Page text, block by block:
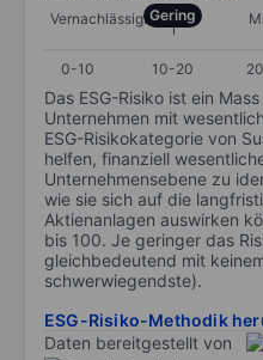
VernachlässigbarGering
0-10
10-20
Das ESG-Risiko ist ein
Unternehmen mit
ESG-Risikokategorie von
helfen, finanziell
Unternehmensebene zu
wie sie sich auf die
Aktienanlagen auswirken
bis 100. Je geringer das
gleichbedeutend mit
schwerwiegendste).
ESG-Risiko-Methodik
Daten bereitgestellt von